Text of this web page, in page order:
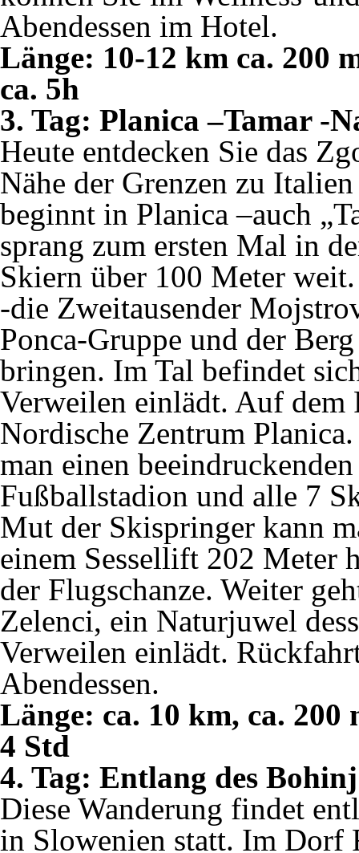
Abendessen im Hotel.
Länge: 10-12 km ca. 200
ca. 5h
3. Tag: Planica –Tamar -
Heute entdecken Sie das
Nähe der Grenzen zu
beginnt in Planica –auch
sprang zum ersten Mal in
Skiern über 100 Meter
-die Zweitausender
Ponca-Gruppe und der
bringen. Im Tal befindet
Verweilen einlädt. Auf dem
Nordische Zentrum
man einen
Fußballstadion und alle 7
Mut der Skispringer kann
einem Sessellift 202 Meter
der Flugschanze. Weiter
Zelenci, ein Naturjuwel
Verweilen einlädt.
Abendessen.
Länge: ca. 10 km, ca.
4 Std
4. Tag: Entlang des
Diese Wanderung findet
in Slowenien statt. Im Dorf